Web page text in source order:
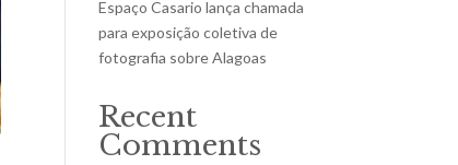
Espaço Casario lança chamada
para exposição coletiva de
fotografia sobre Alagoas
Recent
Comments